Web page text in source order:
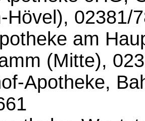
Hövel), 02381/
am
(Mitte),
Apotheke,